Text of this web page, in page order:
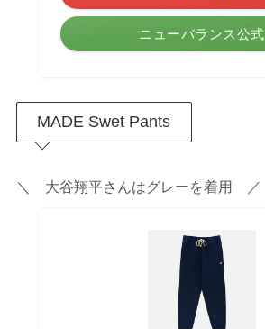
ニューバランス公式
MADE Swet Pants
＼ 大谷翔平さんはグレーを着用 ／